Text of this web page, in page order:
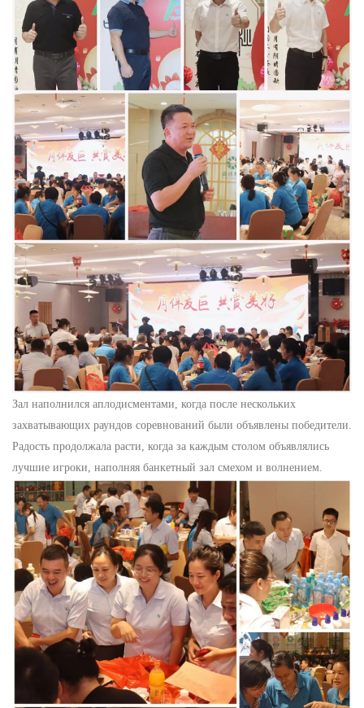
Зал наполнился аплодисментами, когда после нескольких
захватывающих раундов соревнований были объявлены победители.
Радость продолжала расти, когда за каждым столом объявлялись
лучшие игроки, наполняя банкетный зал смехом и волнением.